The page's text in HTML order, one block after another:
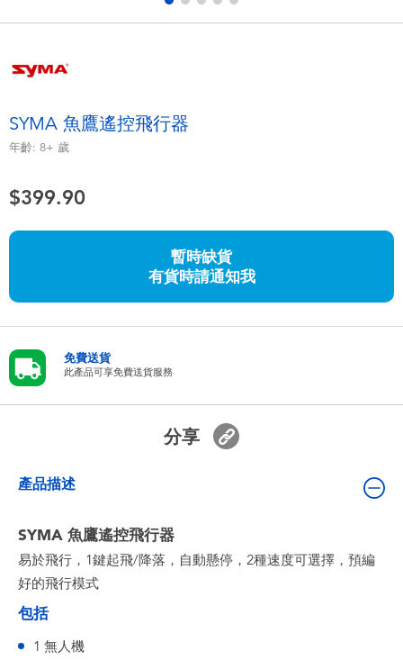
毛毛公仔玩具
夏日用品
任天堂 Switch
電池
盲盒
SYMA 魚鷹遙控飛行器
年齡: 8+ 歲
$399.90
暫時缺貨
有貨時請通知我
免費送貨
此產品可享免費送貨服務
分享
產品描述
SYMA 魚鷹遙控飛行器
易於飛行，1鍵起飛/降落，自動懸停，2種速度可選擇，預編
好的飛行模式
包括
1 無人機